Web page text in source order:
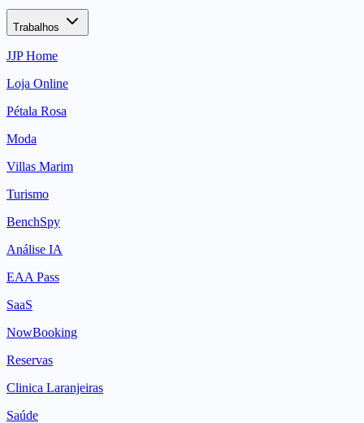
Trabalhos
JJP Home
Loja Online
Pétala Rosa
Moda
Villas Marim
Turismo
BenchSpy
Análise IA
EAA Pass
SaaS
NowBooking
Reservas
Clinica Laranjeiras
Saúde